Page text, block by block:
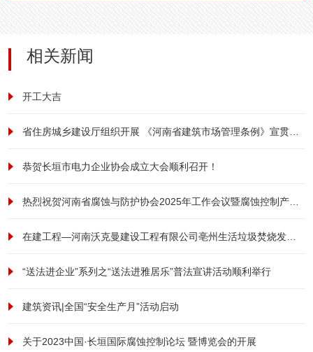
相关新闻
开工大吉
恭贺长垣市电力企业协会成立大会顺利召开！
“送法进企业”系列之“送法进雅居乐”普法宣讲活动顺利举行
建筑资讯|全国“安全生产月”活动启动
关于2023中国·长垣国际腐蚀控制论坛 暨博览会的开展